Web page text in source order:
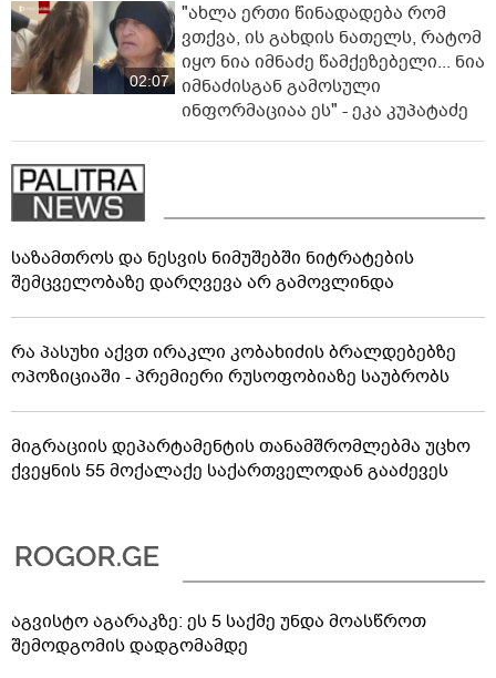
02:07
"ახლა ერთი წინადადება რომ
ვთქვა, ის გახდის ნათელს, რატომ
იყო ნია იმნაძე წამქეზებელი... ნია
იმნაძისგან გამოსული
ინფორმაციაა ეს" - ეკა კუპატაძე
საზამთროს და ნესვის ნიმუშებში ნიტრატების
შემცველობაზე დარღვევა არ გამოვლინდა
რა პასუხი აქვთ ირაკლი კობახიძის ბრალდებებზე
ოპოზიციაში - პრემიერი რუსოფობიაზე საუბრობს
მიგრაციის დეპარტამენტის თანამშრომლებმა უცხო
ქვეყნის 55 მოქალაქე საქართველოდან გააძევეს
აგვისტო აგარაკზე: ეს 5 საქმე უნდა მოასწროთ
შემოდგომის დადგომამდე